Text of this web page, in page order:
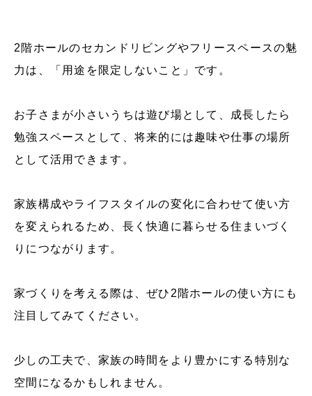
2階ホールのセカンドリビングやフリースペースの魅
力は、「用途を限定しないこと」です。
お子さまが小さいうちは遊び場として、成長したら
勉強スペースとして、将来的には趣味や仕事の場所
として活用できます。
家族構成やライフスタイルの変化に合わせて使い方
を変えられるため、長く快適に暮らせる住まいづく
りにつながります。
家づくりを考える際は、ぜひ2階ホールの使い方にも
注目してみてください。
少しの工夫で、家族の時間をより豊かにする特別な
空間になるかもしれません。